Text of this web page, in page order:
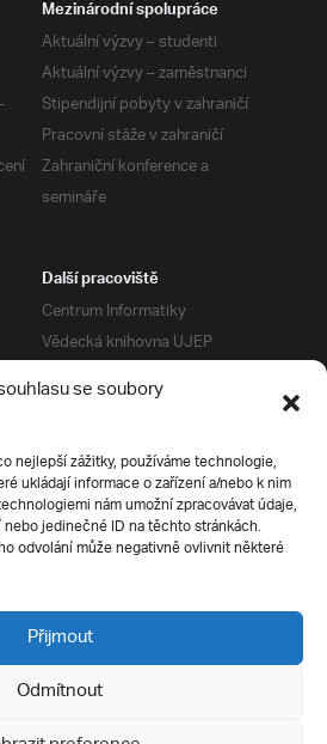
se soubory
nejlepší zážitky, používáme technologie,
ukládají informace o zařízení a/nebo k nim
nám umožní zpracovávat údaje,
jedinečné ID na těchto stránkách.
odvolání může negativně ovlivnit některé
Přijmout
Odmítnout
Mezinárodní spolupráce
Aktuální výzvy – studenti
Aktuální výzvy – zaměstnanci
Stipendijní pobyty v zahraničí
Pracovní stáže v zahraničí
Zahraniční konference a
semináře
Další pracoviště
Centrum Informatiky
Vědecká knihovna UJEP
Správa kolejí a menz
Univerzitní centrum podpory
Pro uchazeče
Přijímací řízení
E-prihlaska
Přípravné kurzy